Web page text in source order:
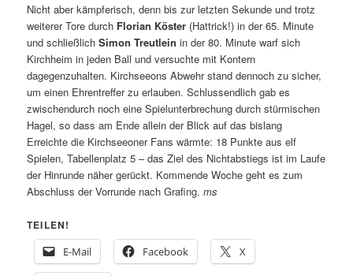
Nicht aber kämpferisch, denn bis zur letzten Sekunde und trotz
weiterer Tore durch Florian Köster (Hattrick!) in der 65. Minute
und schließlichSimon Treutlein in der 80. Minute warf sich
Kirchheim in jeden Ball und versuchte mit Kontern
dagegenzuhalten. Kirchseeons Abwehr stand dennoch zu sicher,
um einen Ehrentreffer zu erlauben. Schlussendlich gab es
zwischendurch noch eine Spielunterbrechung durch stürmischen
Hagel, so dass am Ende allein der Blick auf das bislang
Erreichte die Kirchseeoner Fans wärmte: 18 Punkte aus elf
Spielen, Tabellenplatz 5 – das Ziel des Nichtabstiegs ist im Laufe
der Hinrunde näher gerückt. Kommende Woche geht es zum
Abschluss der Vorrunde nach Grafing.ms
TEILEN!
E-Mail
Facebook X